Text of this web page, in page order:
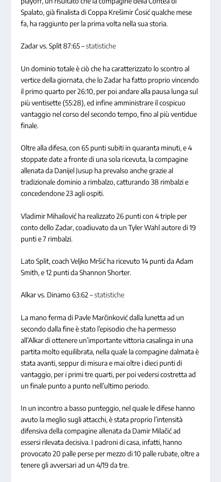
Spalato, già finalista di Coppa Krešimir Ćosić qualche mese
fa, ha raggiunto per la prima volta nella sua storia.
Zadar vs. Split 87:65 –statistiche
Un dominio totale è ciò che ha caratterizzato lo scontro al
vertice della giornata, che lo Zadar ha fatto proprio vincendo
il primo quarto per 26:10, per poi andare alla pausa lunga sul
più ventisette (55:28), ed infine amministrare il cospicuo
vantaggio nel corso del secondo tempo, fino al più ventidue
finale.
Oltre alla difesa, con 65 punti subiti in quaranta minuti, e 4
stoppate date a fronte di una sola ricevuta, la compagine
allenata da Danijel Jusup ha prevalso anche grazie al
tradizionale dominio a rimbalzo, catturando 38 rimbalzi e
concedendone 23 agli ospiti.
Vladimir Mihailović ha realizzato 26 punti con 4 triple per
conto dello Zadar, coadiuvato da un Tyler Wahl autore di 19
punti e 7 rimbalzi.
Lato Split, coach Veljko Mršić ha ricevuto 14 punti da Adam
Smith, e 12 punti da Shannon Shorter.
Alkar vs. Dinamo 63:62 –statistiche
La mano ferma di Pavle Marčinković dalla lunetta ad un
secondo dalla fine è stato l’episodio che ha permesso
all’Alkar di ottenere un’importante vittoria casalinga in una
partita molto equilibrata, nella quale la compagine dalmata è
stata avanti, seppur di misura e mai oltre i dieci punti di
vantaggio, per i primi tre quarti, per poi vedersi costretta ad
un finale punto a punto nell’ultimo periodo.
In un incontro a basso punteggio, nel quale le difese hanno
avuto la meglio sugli attacchi, è stata proprio l’intensità
difensiva della compagine allenata da Damir Milačić ad
essersi rilevata decisiva. I padroni di casa, infatti, hanno
provocato 20 palle perse per mezzo di 10 palle rubate, oltre a
tenere gli avversari ad un 4/19 da tre.